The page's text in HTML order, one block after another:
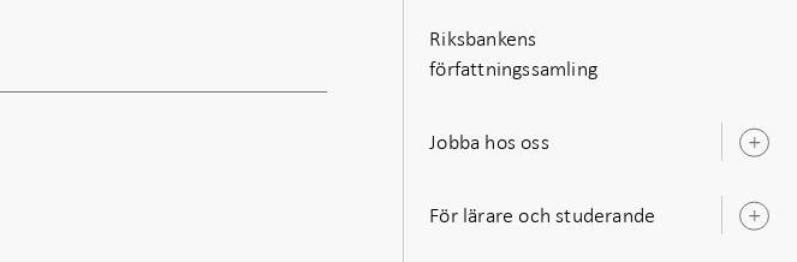
Riksbankens
författningssamling
Jobba hos oss
För lärare och studerande